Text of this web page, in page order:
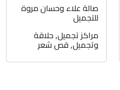
صالة علاء وحسان مروة
للتجميل
مراكز تجميل,حلاقة
وتجميل,قص شعر